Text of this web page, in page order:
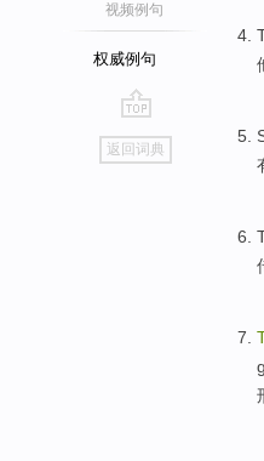
视频例句
权威例句
go
top
返回词典